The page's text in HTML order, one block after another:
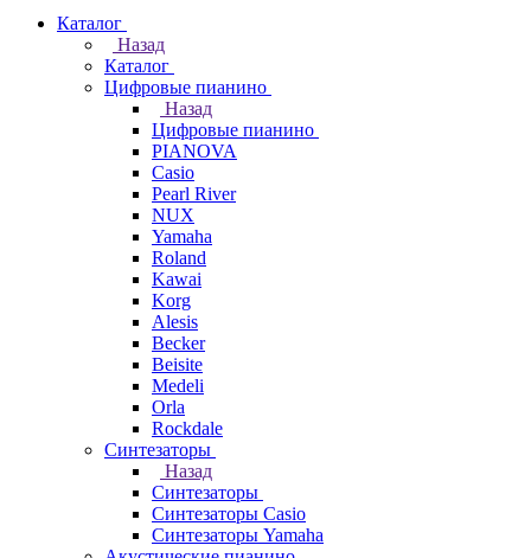
Каталог
Назад
Каталог
Цифровые пианино
Назад
Цифровые пианино
PIANOVA
Casio
Pearl River
NUX
Yamaha
Roland
Kawai
Korg
Alesis
Becker
Beisite
Medeli
Orla
Rockdale
Синтезаторы
Назад
Синтезаторы
Синтезаторы Casio
Синтезаторы Yamaha